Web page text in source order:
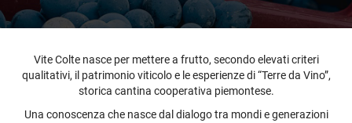
Vite Colte nasce per mettere a frutto, secondo elevati criteri
qualitativi, il patrimonio viticolo e le esperienze di “Terre da Vino”,
storica cantina cooperativa piemontese.
Una conoscenza che nasce dal dialogo tra mondi e generazioni